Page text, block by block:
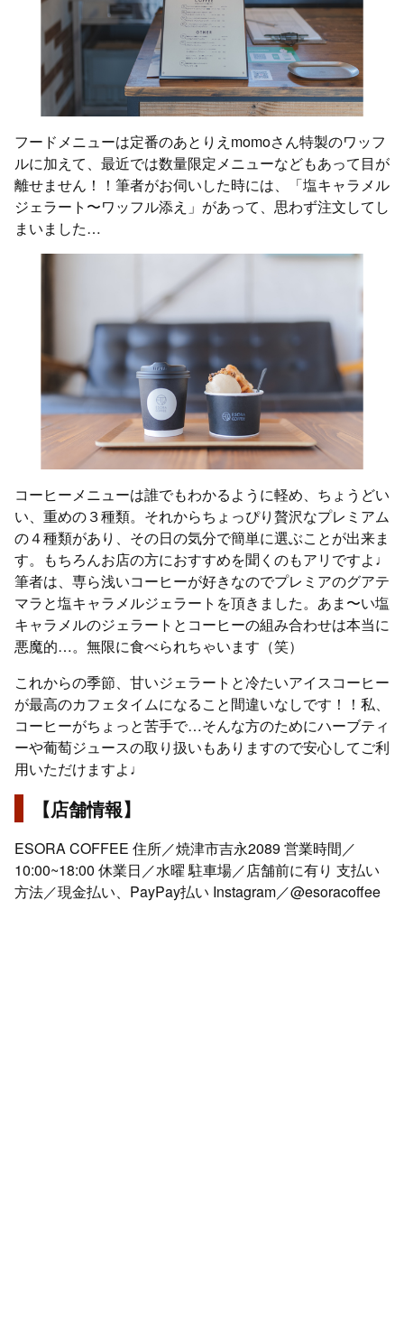
フードメニューは定番のあとりえmomoさん特製のワッフ
ルに加えて、最近では数量限定メニューなどもあって目が
離せません！！筆者がお伺いした時には、「塩キャラメル
ジェラート〜ワッフル添え」があって、思わず注文してし
まいました…
コーヒーメニューは誰でもわかるように軽め、ちょうどい
い、重めの３種類。それからちょっぴり贅沢なプレミアム
の４種類があり、その日の気分で簡単に選ぶことが出来ま
す。もちろんお店の方におすすめを聞くのもアリですよ♩
筆者は、専ら浅いコーヒーが好きなのでプレミアのグアテ
マラと塩キャラメルジェラートを頂きました。あま〜い塩
キャラメルのジェラートとコーヒーの組み合わせは本当に
悪魔的…。無限に食べられちゃいます（笑）
これからの季節、甘いジェラートと冷たいアイスコーヒー
が最高のカフェタイムになること間違いなしです！！私、
コーヒーがちょっと苦手で…そんな方のためにハーブティ
ーや葡萄ジュースの取り扱いもありますので安心してご利
用いただけますよ♩
【店舗情報】
ESORA COFFEE 住所／焼津市吉永2089 営業時間／
10:00~18:00 休業日／水曜 駐車場／店舗前に有り 支払い
方法／現金払い、PayPay払い Instagram／@esoracoffee